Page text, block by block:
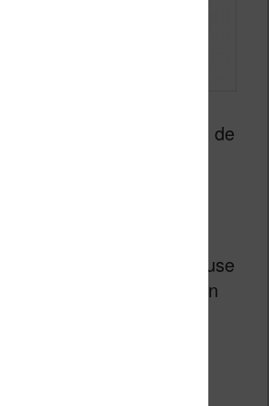
excellente mais en fin de
remplacée par la
s’agit de la meilleure liseuse
! Vous pouvez lire mon
de cette